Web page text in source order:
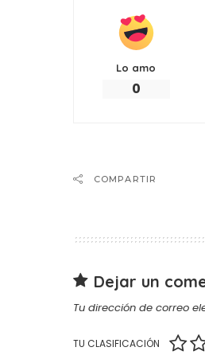
Lo amo
0
COMPARTIR
Dejar un
Tu dirección de correo
TU CLASIFICACIÓN